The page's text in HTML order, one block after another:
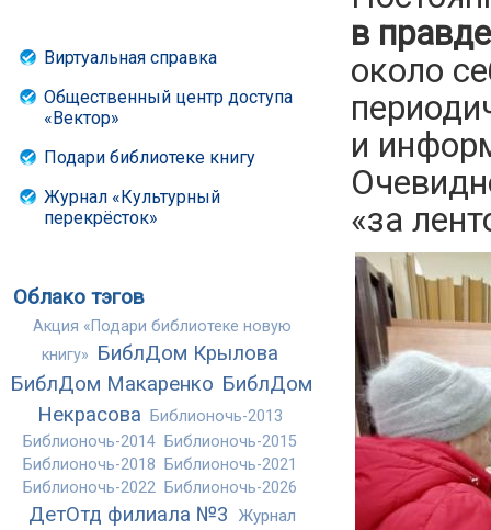
Виртуальная справка
Общественный центр доступа
«Вектор»
Подари библиотеке книгу
Журнал «Культурный
перекрёсток»
Облако тэгов
Акция «Подари библиотеке новую
книгу» БиблДом Крылова
БиблДом Макаренко БиблДом
Некрасова
Библионочь-2013
Библионочь-2014
Библионочь-2015
Библионочь-2018
Библионочь-2021
Библионочь-2022
Библионочь-2026
ДетОтд филиала №3
Журнал
в
около
и
«за